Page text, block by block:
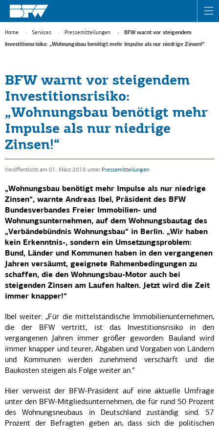
Home Services Pressemitteilungen BFW warnt vor steigendem
Investitionsrisiko: „Wohnungsbau benötigt mehr Impulse als nur niedrige Zinsen!“
BFW warnt vor steigendem
Investitionsrisiko:
„Wohnungsbau benötigt mehr
Impulse als nur niedrige
Zinsen!“
Veröffentlicht am 01. März 2018 unter Pressemitteilungen
„Wohnungsbau benötigt mehr Impulse als nur niedrige
Zinsen“, warnte Andreas Ibel, Präsident des BFW
Bundesverbandes Freier Immobilien- und
Wohnungsunternehmen, auf dem Wohnungsbautag des
„Verbändebündnis Wohnungsbau“ in Berlin. „Wir haben
kein Erkenntnis-, sondern ein Umsetzungsproblem:
Bund, Länder und Kommunen haben in den vergangenen
Jahren versäumt, geeignete Rahmenbedingungen zu
schaffen, die den Wohnungsbau-Motor auch bei
steigenden Zinsen am Laufen halten. Jetzt wird die Zeit
immer knapper!“
Ibel weiter: „Für die mittelständische Immobilienunternehmen,
die der BFW vertritt, ist das Investitionsrisiko in den
vergangenen Jahren immer größer geworden: Bauland wird
immer knapper und teurer, Abgaben und Vorgaben von Ländern
und Kommunen werden zunehmend verschärft und die
Baukosten steigen als Folge weiter an.“
Hier verweist der BFW-Präsident auf eine aktuelle Umfrage
unter den BFW-Mitgliedsunternehmen, die für rund 50 Prozent
des Wohnungsneubaus in Deutschland zuständig sind. 57
Prozent der Befragten geben an, dass sich die politischen